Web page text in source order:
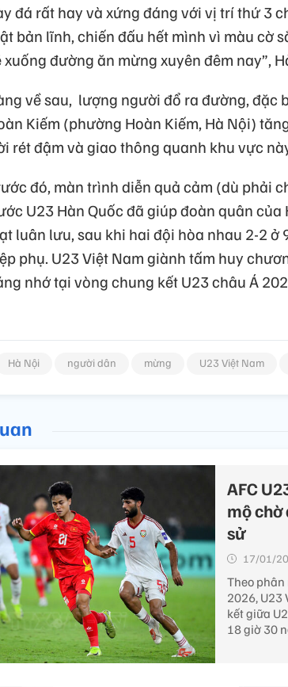
đá rất hay và xứng đáng với vị trí thứ 3
bản lĩnh, chiến đấu hết mình vì màu cờ
xuống đường ăn mừng xuyên đêm nay”,
về sau, lượng người đổ ra đường, đặc
Kiếm (phường Hoàn Kiếm, Hà Nội)
rét đậm và giao thông quanh khu vực
đó, màn trình diễn quả cảm (dù phải
U23 Hàn Quốc đã giúp đoàn quân
luân lưu, sau khi hai đội hòa nhau 2-2
phụ. U23 Việt Nam giành tấm huy
nhớ tại vòng chung kết U23 châu Á
Hà Nội người dân mừng U23 Việt Nam
AFC
mộ
sử
17/01/
Theo phân
2026, U23
kết giữa
18 giờ 30